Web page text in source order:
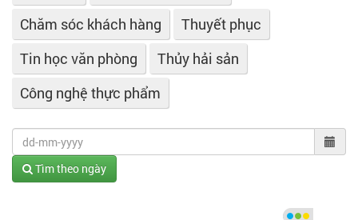
Chăm sóc khách hàng
Thuyết phục
Tin học văn phòng
Thủy hải sản
Công nghệ thực phẩm
Tìm theo ngày